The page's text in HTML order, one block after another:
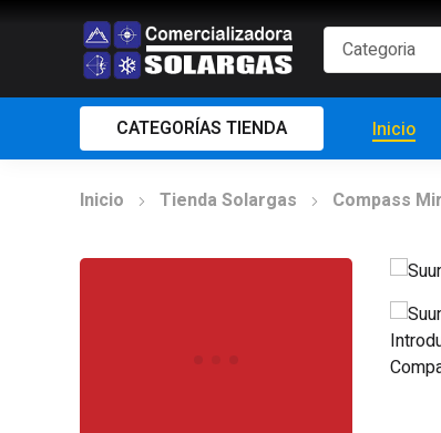
CATEGORÍAS TIENDA Inicio
Inicio Tienda Solargas Compass